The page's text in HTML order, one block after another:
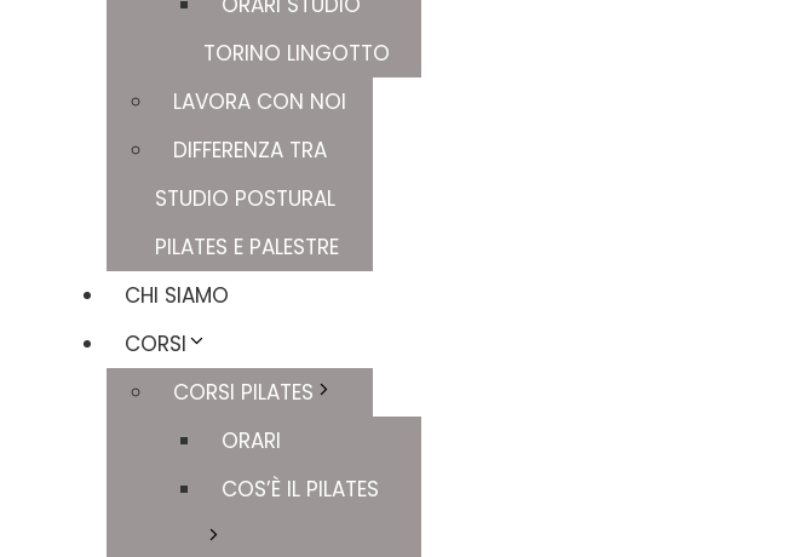
TORINO LINGOTTO
LAVORA CON NOI
DIFFERENZA TRA
STUDIO POSTURAL
PILATES E PALESTRE
CHI SIAMO
CORSI
CORSI PILATES
ORARI
COS’È IL PILATES